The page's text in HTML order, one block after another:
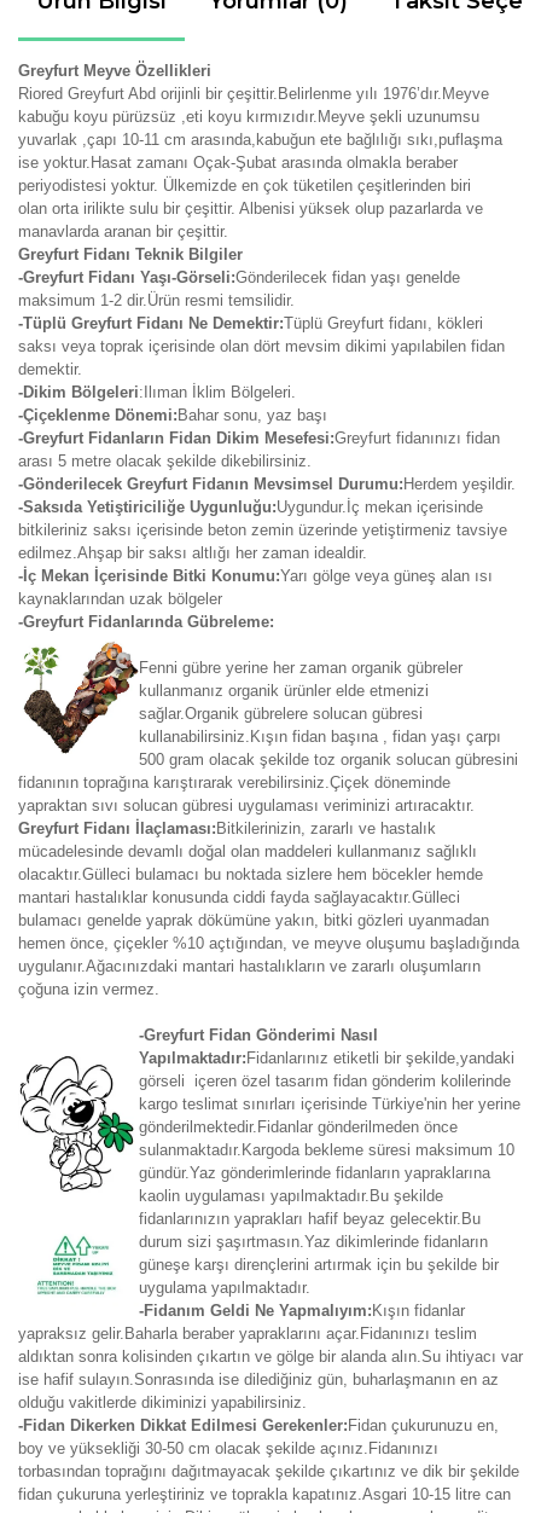
Greyfurt Meyve Özellikleri
Riored Greyfurt Abd orijinli bir çeşittir.Belirlenme yılı 1976’dır.Meyve
kabuğu koyu pürüzsüz ,eti koyu kırmızıdır.Meyve şekli uzunumsu
yuvarlak ,çapı 10-11 cm arasında,kabuğun ete bağlılığı sıkı,puflaşma
ise yoktur.Hasat zamanı Oçak-Şubat arasında olmakla beraber
periyodistesi yoktur. Ülkemizde en çok tüketilen çeşitlerinden biri
olan orta irilikte sulu bir çeşittir. Albenisi yüksek olup pazarlarda ve
manavlarda aranan bir çeşittir.
Greyfurt Fidanı Teknik Bilgiler
-Greyfurt Fidanı Yaşı-Görseli:Gönderilecek fidan yaşı genelde
maksimum 1-2 dir.Ürün resmi temsilidir.
-Tüplü Greyfurt Fidanı Ne Demektir:Tüplü Greyfurt fidanı, kökleri
saksı veya toprak içerisinde olan dört mevsim dikimi yapılabilen fidan
demektir.
-Dikim Bölgeleri:Ilıman İklim Bölgeleri.
-Çiçeklenme Dönemi: Bahar sonu, yaz başı
-Greyfurt Fidanların Fidan Dikim Mesefesi:Greyfurt fidanınızı fidan
arası 5 metre olacak şekilde dikebilirsiniz.
-Gönderilecek Greyfurt Fidanın Mevsimsel Durumu: Herdem yeşildir.
-Saksıda Yetiştiriciliğe Uygunluğu:Uygundur.İç mekan içerisinde
bitkileriniz saksı içerisinde beton zemin üzerinde yetiştirmeniz tavsiye
edilmez.Ahşap bir saksı altlığı her zaman idealdir.
-İç Mekan İçerisinde Bitki Konumu:Yarı gölge veya güneş alan ısı
kaynaklarından uzak bölgeler
-Greyfurt Fidanlarında Gübreleme:
Fenni gübre yerine her zaman organik gübreler
kullanmanız organik ürünler elde etmenizi
sağlar.Organik gübrelere solucan gübresi
kullanabilirsiniz.Kışın fidan başına , fidan yaşı çarpı
500 gram olacak şekilde toz organik solucan gübresini
fidanının toprağına karıştırarak verebilirsiniz.Çiçek döneminde
yapraktan sıvı solucan gübresi uygulaması veriminizi artıracaktır.
Greyfurt Fidanı İlaçlaması: Bitkilerinizin, zararlı ve hastalık
mücadelesinde devamlı doğal olan maddeleri kullanmanız sağlıklı
olacaktır.Gülleci bulamacı bu noktada sizlere hem böcekler hemde
mantari hastalıklar konusunda ciddi fayda sağlayacaktır.Gülleci
bulamacı genelde yaprak dökümüne yakın, bitki gözleri uyanmadan
hemen önce, çiçekler %10 açtığından, ve meyve oluşumu başladığında
uygulanır.Ağacınızdaki mantari hastalıkların ve zararlı oluşumların
çoğuna izin vermez.
-Greyfurt Fidan Gönderimi Nasıl
Yapılmaktadır: Fidanlarınız etiketli bir şekilde,yandaki
görseli içeren özel tasarım fidan gönderim kolilerinde
kargo teslimat sınırları içerisinde Türkiye'nin her yerine
gönderilmektedir.Fidanlar gönderilmeden önce
sulanmaktadır.Kargoda bekleme süresi maksimum 10
gündür.Yaz gönderimlerinde fidanların yapraklarına
kaolin uygulaması yapılmaktadır.Bu şekilde
fidanlarınızın yaprakları hafif beyaz gelecektir.Bu
durum sizi şaşırtmasın.Yaz dikimlerinde fidanların
güneşe karşı dirençlerini artırmak için bu şekilde bir
uygulama yapılmaktadır.
-Fidanım Geldi Ne Yapmalıyım: Kışın fidanlar
yapraksız gelir.Baharla beraber yapraklarını açar.Fidanınızı teslim
aldıktan sonra kolisinden çıkartın ve gölge bir alanda alın.Su ihtiyacı var
ise hafif sulayın.Sonrasında ise dilediğiniz gün, buharlaşmanın en az
olduğu vakitlerde dikiminizi yapabilirsiniz.
-Fidan Dikerken Dikkat Edilmesi Gerekenler: Fidan çukurunuzu en,
boy ve yüksekliği 30-50 cm olacak şekilde açınız.Fidanınızı
torbasından toprağını dağıtmayacak şekilde çıkartınız ve dik bir şekilde
fidan çukuruna yerleştiriniz ve toprakla kapatınız.Asgari 10-15 litre can